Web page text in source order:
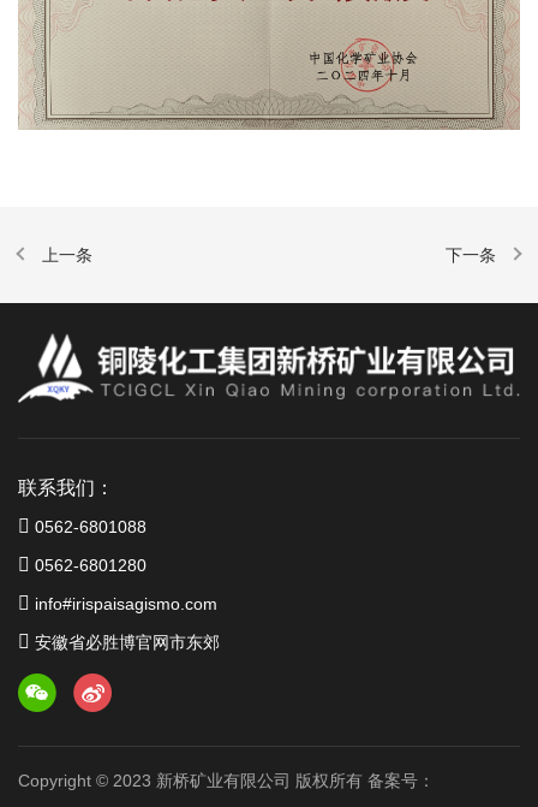
联系我们：
0562-6801088
0562-6801280
info#irispaisagismo.com
安徽省必胜博官网市东郊
Copyright © 2023 新桥矿业有限公司 版权所有 备案号：